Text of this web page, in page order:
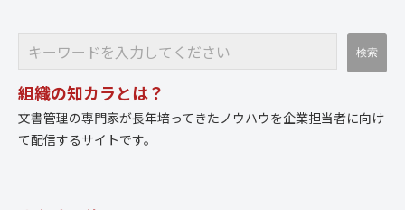
組織の知カラとは？
文書管理の専門家が長年培ってきたノウハウを企業担当者に向け
て配信するサイトです。